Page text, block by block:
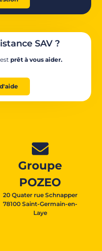
SAV ?
prêt à vous aider.
Groupe
POZEO
20 Quater rue Schnapper
78100 Saint-Germain-en-
Laye